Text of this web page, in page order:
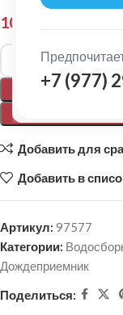
+7 (977)
100,00
Alternative:
Добавить для
Добавить в
Артикул: 97577
Категории:
Дождеприемник
Поделиться: